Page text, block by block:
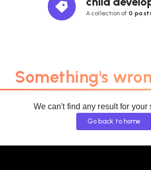
A collection of 0
Something's
We can't find any result for your
Go back to home